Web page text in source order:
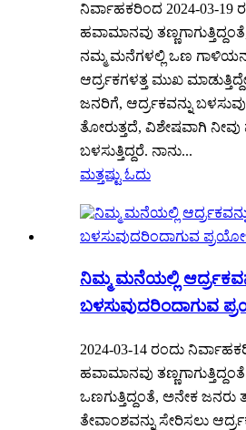
ನಿರ್ವಾಹಕರಿಂದ 2024-03-19
ಹವಾಮಾನವು
ನಮ್ಮ ಮನೆಗಳಲ್ಲಿ ಒಣ
ಆರ್ದ್ರಕಗಳತ್ತ ಮುಖ
ಜನರಿಗೆ, ಆರ್ದ್ರಕವನ್ನು
ತೋರುತ್ತದೆ, ವಿಶೇಷವಾಗಿ
ಬಳಸುತ್ತಿದ್ದರೆ. ನಾನು...
ಮತ್ತಷ್ಟು ಓದು
ನಿಮ್ಮ ಮನೆಯಲ್ಲಿ
ಬಳಸುವುದರಿಂದಾಗುವ
2024-03-14 ರಂದು
ಹವಾಮಾನವು
ಒಣಗುತ್ತಿದ್ದಂತೆ, ಅನೇಕ
ತೇವಾಂಶವನ್ನು ಸೇರಿಸಲು